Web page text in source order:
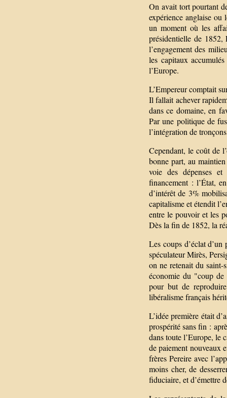
On avait tort pourtant
expérience anglaise
un moment où les
présidentielle de 1852,
l’engagement des
les capitaux
l’Europe.
L’Empereur comptait
Il fallait achever
dans ce domaine, en
Par une politique de
l’intégration de
Cependant, le coût de
bonne part, au
voie des dépenses
financement : l’État,
d’intérêt de 3%
capitalisme et étendit
entre le pouvoir et les
Dès la fin de 1852, la
Les coups d’éclat
spéculateur Mirès,
on ne retenait du saint-
économie du "coup de
pour but de
libéralisme français
L’idée première était
prospérité sans fin :
dans toute l’Europe, le
de paiement nouveaux
frères Pereire avec
moins cher, de
fiduciaire, et d’émettre